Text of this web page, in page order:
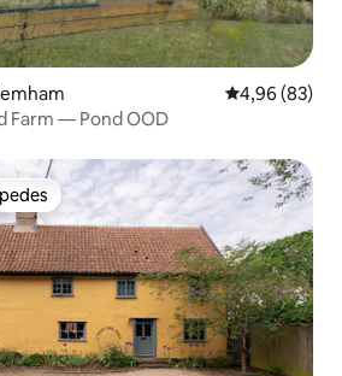
4,96 de uma
4,96 (83)
Farm — Pond OOD
dos hóspedes